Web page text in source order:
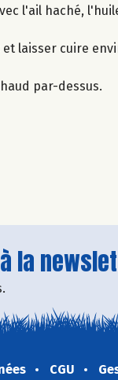
l'ail haché,
laisser cuire
par-dessus.
la
CGU